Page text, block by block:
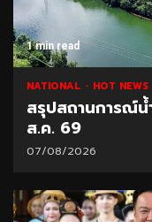
1 min read
NATIONAL HOT NEWS
สรุปสถานการณ์น้
ส.ค. 69
07/08/2026